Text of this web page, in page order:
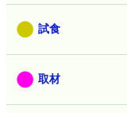
試食
取材